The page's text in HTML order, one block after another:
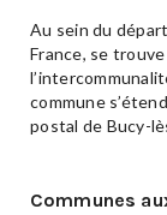
FORMATS
Au sein du
France, se
commune
postal de Bucy-
Communes